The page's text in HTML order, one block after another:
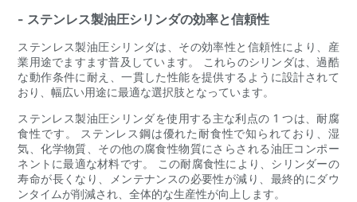
- ステンレス製油圧シリンダの効率と信頼性
ステンレス製油圧シリンダは、その効率性と信頼性により、産
業用途でますます普及しています。 これらのシリンダは、過酷
な動作条件に耐え、一貫した性能を提供するように設計されて
おり、幅広い用途に最適な選択肢となっています。
ステンレス製油圧シリンダを使用する主な利点の 1 つは、耐腐
食性です。 ステンレス鋼は優れた耐食性で知られており、湿
気、化学物質、その他の腐食性物質にさらされる油圧コンポー
ネントに最適な材料です。 この耐腐食性により、シリンダーの
寿命が長くなり、メンテナンスの必要性が減り、最終的にダウ
ンタイムが削減され、全体的な生産性が向上します。